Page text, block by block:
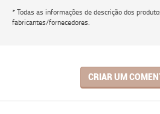
* Todas as informações de descrição dos
fabricantes/fornecedores.
CRIAR UM